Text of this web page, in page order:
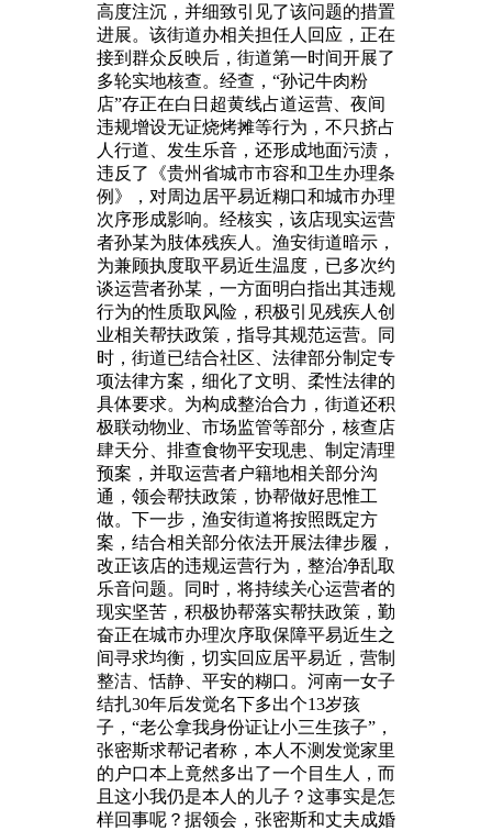
高度注沉，并细致引见了该问题的措置
进展。该街道办相关担任人回应，正在
接到群众反映后，街道第一时间开展了
多轮实地核查。经查，“孙记牛肉粉
店”存正在白日超黄线占道运营、夜间
违规增设无证烧烤摊等行为，不只挤占
人行道、发生乐音，还形成地面污渍，
违反了《贵州省城市市容和卫生办理条
例》，对周边居平易近糊口和城市办理
次序形成影响。经核实，该店现实运营
者孙某为肢体残疾人。渔安街道暗示，
为兼顾执度取平易近生温度，已多次约
谈运营者孙某，一方面明白指出其违规
行为的性质取风险，积极引见残疾人创
业相关帮扶政策，指导其规范运营。同
时，街道已结合社区、法律部分制定专
项法律方案，细化了文明、柔性法律的
具体要求。为构成整治合力，街道还积
极联动物业、市场监管等部分，核查店
肆天分、排查食物平安现患、制定清理
预案，并取运营者户籍地相关部分沟
通，领会帮扶政策，协帮做好思惟工
做。下一步，渔安街道将按照既定方
案，结合相关部分依法开展法律步履，
改正该店的违规运营行为，整治净乱取
乐音问题。同时，将持续关心运营者的
现实坚苦，积极协帮落实帮扶政策，勤
奋正在城市办理次序取保障平易近生之
间寻求均衡，切实回应居平易近，营制
整洁、恬静、平安的糊口。河南一女子
结扎30年后发觉名下多出个13岁孩
子，“老公拿我身份证让小三生孩子”，
张密斯求帮记者称，本人不测发觉家里
的户口本上竟然多出了一个目生人，而
且这小我仍是本人的儿子？这事实是怎
样回事呢？据领会，张密斯和丈夫成婚